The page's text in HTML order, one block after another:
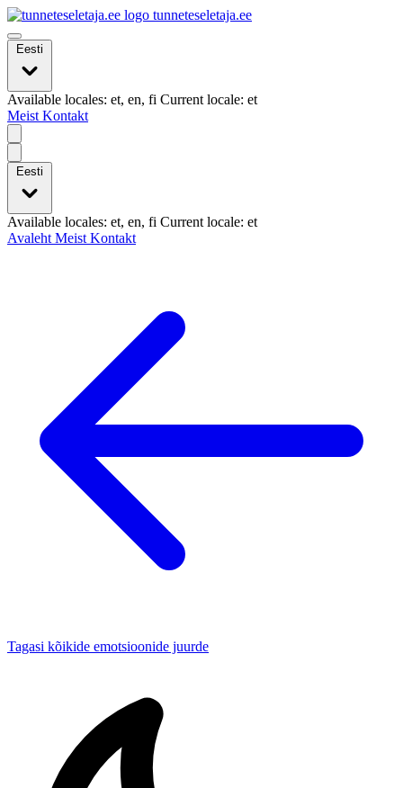
tunneteseletaja.ee
Eesti
Available locales: et, en, fi Current locale: et
Meist Kontakt
Eesti
Available locales: et, en, fi Current locale: et
Avaleht Meist Kontakt
Tagasi kõikide emotsioonide juurde